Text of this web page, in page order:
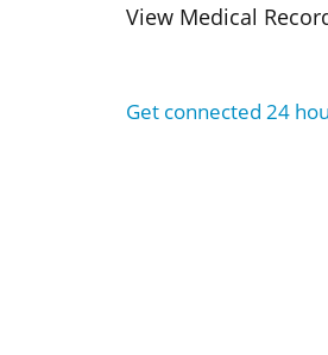
View Medical
Get connected 24